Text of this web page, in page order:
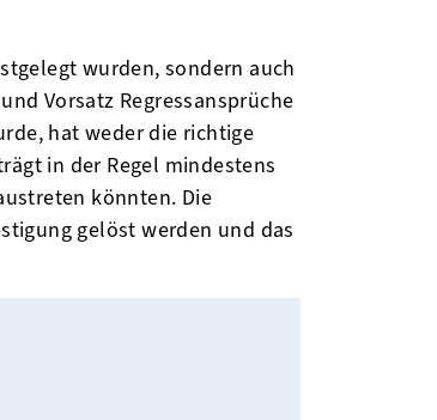
wurden, sondern auch
Vorsatz Regressansprüche
hat weder die richtige
in der Regel mindestens
könnten. Die
gelöst werden und das